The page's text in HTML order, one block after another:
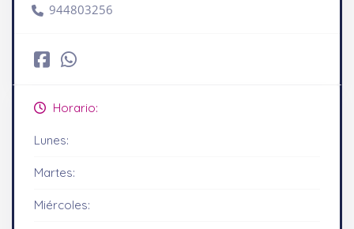
944803256
Horario:
Lunes:
Martes:
Miércoles: